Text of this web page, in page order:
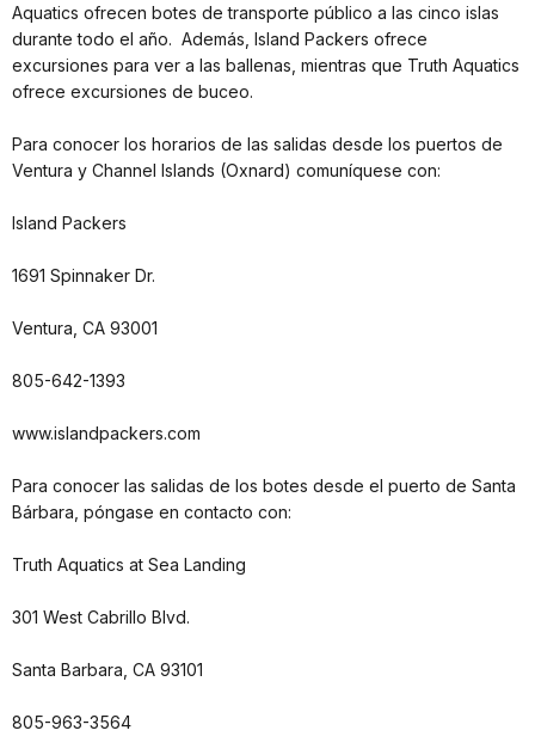
Aquatics ofrecen botes de transporte público a las cinco islas
durante todo el año. Además, Island Packers ofrece
excursiones para ver a las ballenas, mientras que Truth Aquatics
ofrece excursiones de buceo.
Para conocer los horarios de las salidas desde los puertos de
Ventura y Channel Islands (Oxnard) comuníquese con:
Island Packers
1691 Spinnaker Dr.
Ventura, CA 93001
805-642-1393
www.islandpackers.com
Para conocer las salidas de los botes desde el puerto de Santa
Bárbara, póngase en contacto con:
Truth Aquatics at Sea Landing
301 West Cabrillo Blvd.
Santa Barbara, CA 93101
805-963-3564